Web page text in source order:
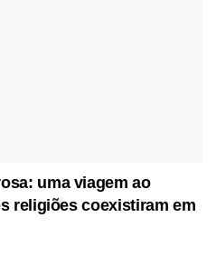
uma viagem ao
religiões coexistiram em